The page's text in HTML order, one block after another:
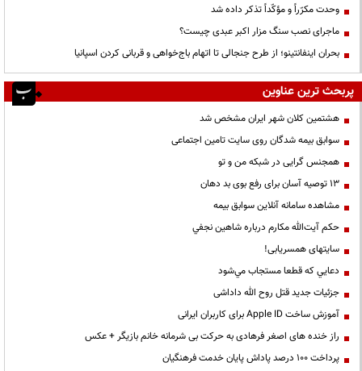
وحدت مکرّراً و مؤکّداً تذکر داده شد
ماجرای نصب سنگ مزار اکبر عبدی چیست؟
بحران اینفانتینو؛ از طرح جنجالی تا اتهام باج‌خواهی و قربانی کردن اسپانیا
پربحث ترین عناوین
هشتمین کلان شهر ایران مشخص شد
سوابق بیمه شدگان روی سایت تامین اجتماعی
همجنس گرایی در شبکه من و تو
13 توصیه آسان برای رفع بوی بد دهان
مشاهده سامانه آنلاين سوابق بیمه
حكم آيت‌الله مكارم درباره شاهين نجفي
سایتهای همسریابی!
دعايي كه قطعا مستجاب مي‌شود
جزئیات جدید قتل روح الله داداشی
آموزش ساخت Apple ID برای کاربران ایرانی
راز خنده های اصغر فرهادی به حرکت بی شرمانه خانم بازیگر + عکس
پرداخت ۱۰۰ درصد پاداش پایان خدمت فرهنگیان